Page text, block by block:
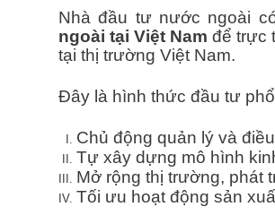
Nhà đầu tư nước ngoài
ngoài tại Việt Nam để trực
tại thị trường Việt Nam.
Đây là hình thức đầu tư
Chủ động quản lý và
Tự xây dựng mô hình
Mở rộng thị trường, phát
Tối ưu hoạt động sản